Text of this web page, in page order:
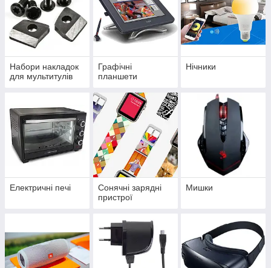
Набори накладок
для мультитулів
Графічні
планшети
Нічники
Електричні печі
Сонячні зарядні
пристрої
Мишки